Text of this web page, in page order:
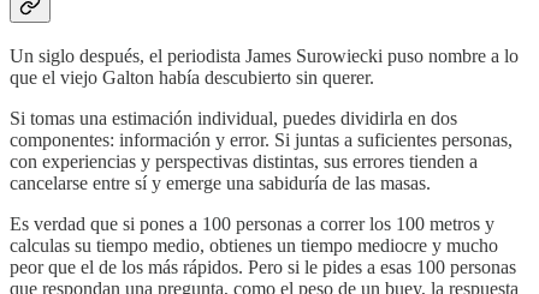
Un siglo después, el periodista James Surowiecki puso nombre a lo
que el viejo Galton había descubierto sin querer.
Si tomas una estimación individual, puedes dividirla en dos
componentes: información y error. Si juntas a suficientes personas,
con experiencias y perspectivas distintas, sus errores tienden a
cancelarse entre sí y emerge una sabiduría de las masas.
Es verdad que si pones a 100 personas a correr los 100 metros y
calculas su tiempo medio, obtienes un tiempo mediocre y mucho
peor que el de los más rápidos. Pero si le pides a esas 100 personas
que respondan una pregunta, como el peso de un buey, la respuesta